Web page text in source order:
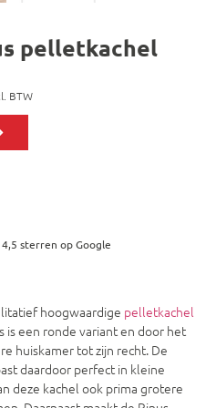
pelletkachel
BTW
sterren op Google
hoogwaardige pelletkachel
is een ronde variant en door het
huiskamer tot zijn recht. De
daardoor perfect in kleine
deze kachel ook prima grotere